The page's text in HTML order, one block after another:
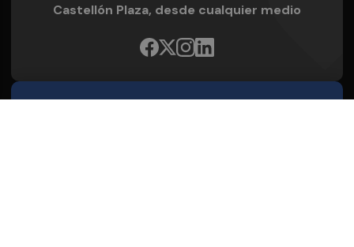
Castellón Plaza, desde cualquier medio